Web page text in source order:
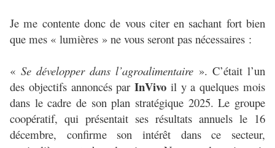
Je me contente donc de vous citer en sachant fort bien
que mes « lumières » ne vous seront pas nécessaires :
« Se développer dans l’agroalimentaire ». C’était l’un
des objectifs annoncés parInVivo il y a quelques mois
dans le cadre de son plan stratégique 2025. Le groupe
coopératif, qui présentait ses résultats annuels le 16
décembre, confirme son intérêt dans ce secteur,